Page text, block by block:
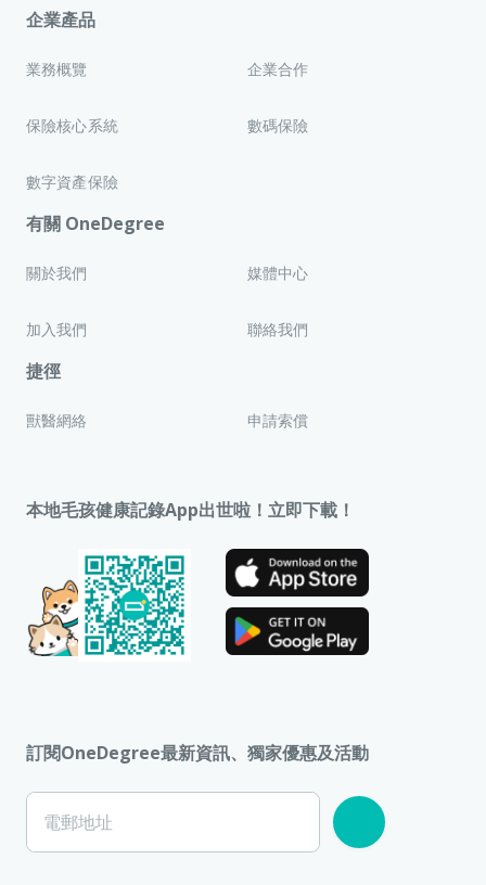
企業產品
業務概覽 企業合作
保險核心系統 數碼保險
數字資產保險
有關 OneDegree
關於我們 媒體中心
加入我們 聯絡我們
捷徑
獸醫網絡 申請索償
本地毛孩健康記錄App出世啦！立即下載！
訂閱OneDegree最新資訊、獨家優惠及活動
電郵地址